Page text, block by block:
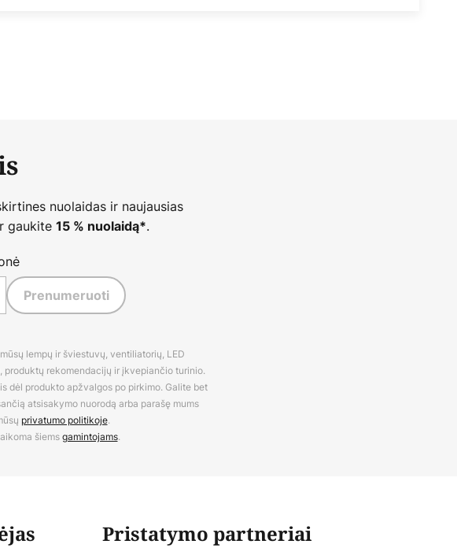
nuolaidas ir naujausias
gaukite 15 % nuolaidą*.
Prenumeruoti
lempų ir šviestuvų, ventiliatorių, LED
produktų rekomendacijų ir įkvepiančio turinio.
dėl produkto apžvalgos po pirkimo. Galite bet
atsisakymo nuorodą arba parašę mums
privatumo politikoje.
šiemsgamintojams.
Pristatymo partneriai